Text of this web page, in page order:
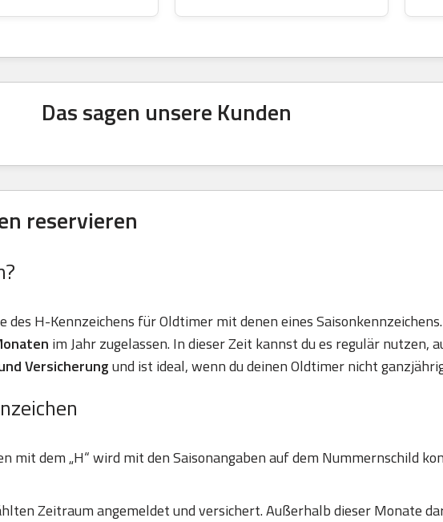
Das sagen unsere Kunden
reservieren
des H-Kennzeichens für Oldtimer mit denen eines
im Jahr zugelassen. In dieser Zeit kannst du es regulär nutzen,
Versicherungund ist ideal, wenn du deinen Oldtimer nicht
mit dem „H“ wird mit den Saisonangaben auf dem Nummernschild
Zeitraum angemeldet und versichert. Außerhalb dieser Monate